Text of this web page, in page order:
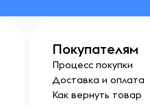
Покупателям
Процесс покупки
Доставка и оплата
Как вернуть товар